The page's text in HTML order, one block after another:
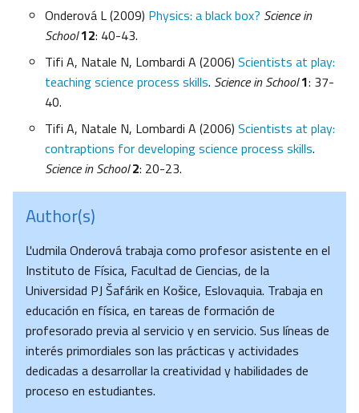
Onderová L (2009) Physics: a black box? Science in
School12: 40-43.
Tifi A, Natale N, Lombardi A (2006) Scientists at play:
teaching science process skills. Science in School1: 37-
40.
Tifi A, Natale N, Lombardi A (2006) Scientists at play:
contraptions for developing science process skills.
Science in School 2: 20-23.
Author(s)
Ľudmila Onderová trabaja como profesor asistente en el
Instituto de Física, Facultad de Ciencias, de la
Universidad PJ Šafárik en Košice, Eslovaquia. Trabaja en
educación en física, en tareas de formación de
profesorado previa al servicio y en servicio. Sus líneas de
interés primordiales son las prácticas y actividades
dedicadas a desarrollar la creatividad y habilidades de
proceso en estudiantes.